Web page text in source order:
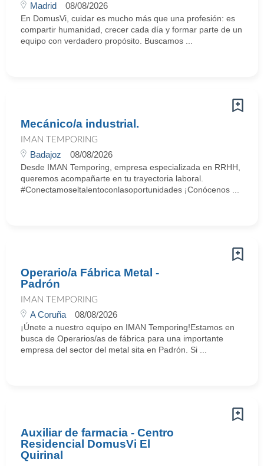
Madrid 08/08/2026
En DomusVi, cuidar es mucho más que una profesión: es
compartir humanidad, crecer cada día y formar parte de un
equipo con verdadero propósito. Buscamos ...
Mecánico/a industrial.
IMAN TEMPORING
Badajoz 08/08/2026
Desde IMAN Temporing, empresa especializada en RRHH,
queremos acompañarte en tu trayectoria laboral.
#Conectamoseltalentoconlasoportunidades ¡Conócenos ...
Operario/a Fábrica Metal -
Padrón
IMAN TEMPORING
A Coruña 08/08/2026
¡Únete a nuestro equipo en IMAN Temporing!Estamos en
busca de Operarios/as de fábrica para una importante
empresa del sector del metal sita en Padrón. Si ...
Auxiliar de farmacia - Centro
Residencial DomusVi El
Quirinal